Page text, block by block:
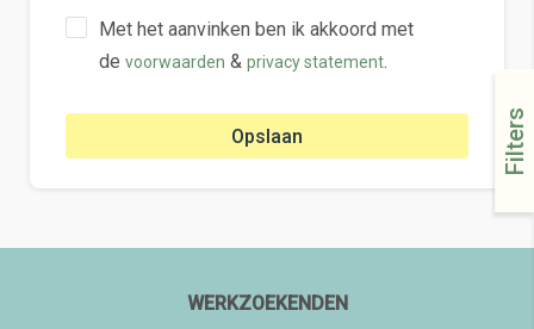
Filters
Met het aanvinken ben ik akkoord met
de voorwaarden & privacy statement.
Opslaan
WERKZOEKENDEN